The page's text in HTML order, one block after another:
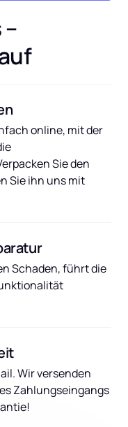
online, mit der
Sie den
Sie ihn uns mit
Schaden, führt die
Zahlungseingangs